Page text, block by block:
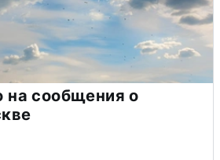
на сообщения о